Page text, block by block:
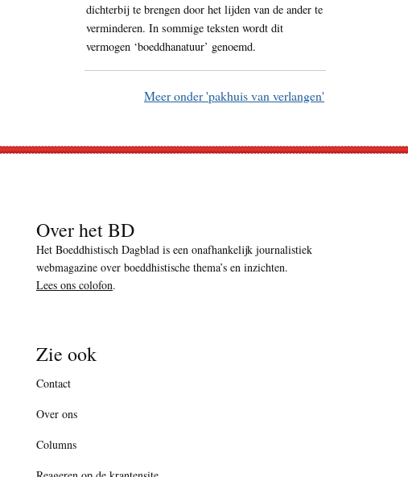
dichterbij te brengen door het lijden van de ander te
verminderen. In sommige teksten wordt dit
vermogen ‘boeddhanatuur’ genoemd.
Meer onder 'pakhuis van verlangen'
Over het BD
Het Boeddhistisch Dagblad is een onafhankelijk journalistiek
webmagazine over boeddhistische thema’s en inzichten.
Lees ons colofon.
Zie ook
Contact
Over ons
Columns